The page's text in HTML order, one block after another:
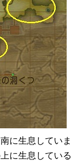
に生息していま
に生息している